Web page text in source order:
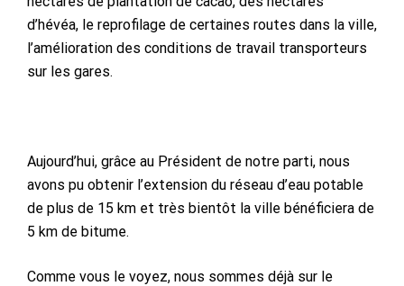
d’hévéa, le reprofilage de certaines routes dans la ville,
l’amélioration des conditions de travail transporteurs
sur les gares.
Aujourd’hui, grâce au Président de notre parti, nous
avons pu obtenir l’extension du réseau d’eau potable
de plus de 15 km et très bientôt la ville bénéficiera de
5 km de bitume.
Comme vous le voyez, nous sommes déjà sur le